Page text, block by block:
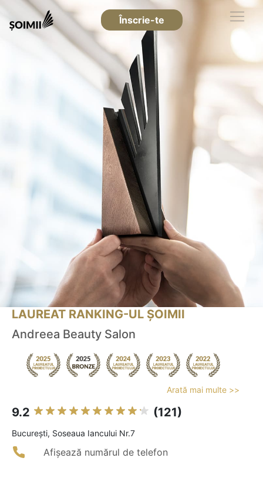
Înscrie-te
LAUREAT RANKING-UL ȘOIMII
Andreea Beauty Salon
Arată mai multe >>
9.2 (121)
Bucureşti, Soseaua Iancului Nr.7
Afișează numărul de telefon